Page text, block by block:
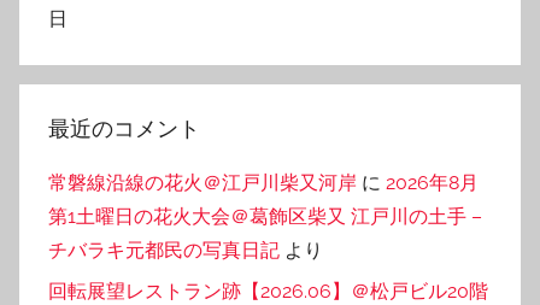
日
最近のコメント
常磐線沿線の花火＠江戸川柴又河岸 に 2026年8月
第1土曜日の花火大会＠葛飾区柴又 江戸川の土手 –
チバラキ元都民の写真日記 より
回転展望レストラン跡【2026.06】＠松戸ビル20階